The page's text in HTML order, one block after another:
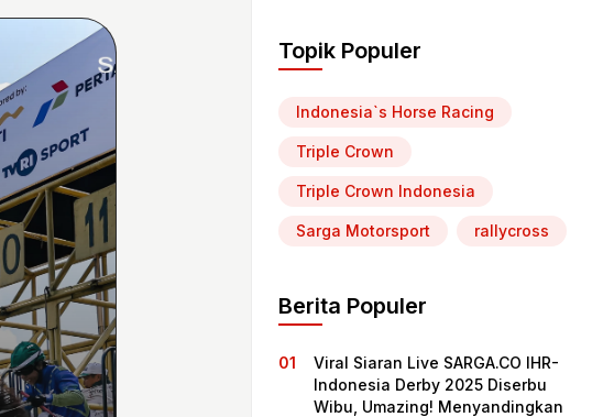
Topik Populer
Indonesia`s Horse Racing
Triple Crown
Triple Crown Indonesia
Sarga Motorsport rallycross
Berita Populer
Viral Siaran Live SARGA.CO IHR-
Indonesia Derby 2025 Diserbu
Wibu, Umazing! Menyandingkan